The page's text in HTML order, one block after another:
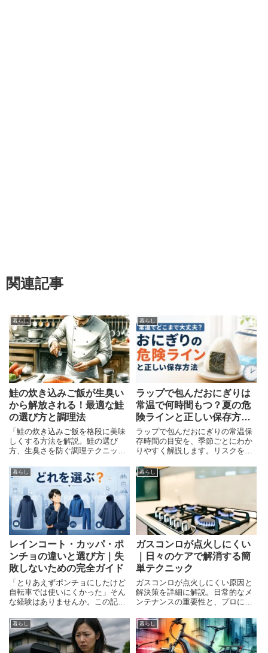
関連記事
暮らし
鮭の炊き込みご飯が生臭い
から解放される！最適な鮭
の選び方と調理法
「鮭の炊き込みご飯を格段に美味
しくする方法を解説。鮭の選び
方、生臭さを防ぐ調理テクニック
暮らし
ラップで包んだおにぎりは
常温で何時間もつ？夏の危
険ラインと正しい保存方法
を解説
ラップで包んだおにぎりの常温保
存時間の目安を、季節ごとにわか
りやすく解説します。リスクを下
て紹介しています
暮らし
レインコート・カッパ・ポ
ンチョの違いと選び方｜失
敗しないための完全ガイド
「とりあえずポンチョにしたけど
自転車では使いにくかった」そん
な経験はありませんか。この記事
どシーン別に、レインコート・カ
ッパ・ポンチョそれぞれの強みと
弱みを整理しました。次の一枚を
選ぶ前に、ぜひ確認してみてくだ
暮らし
ガスコンロが点火しにくい
｜日々のケアで解消する簡
単テクニック
ガスコンロが点火しにくい原因と
解決策を詳細に解説。日常的なメ
ンテナンスの重要性と、プロによ
介。
暮らし 暮らし